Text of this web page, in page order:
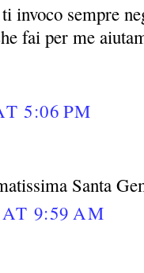
invoco sempre
fai per me
5:06 PM
Santa
9:59 AM